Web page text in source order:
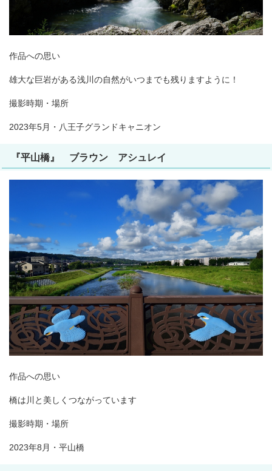
作品への思い
雄大な巨岩がある浅川の自然がいつまでも残りますように！
撮影時期・場所
2023年5月・八王子グランドキャニオン
『平山橋』 ブラウン アシュレイ
作品への思い
橋は川と美しくつながっています
撮影時期・場所
2023年8月・平山橋